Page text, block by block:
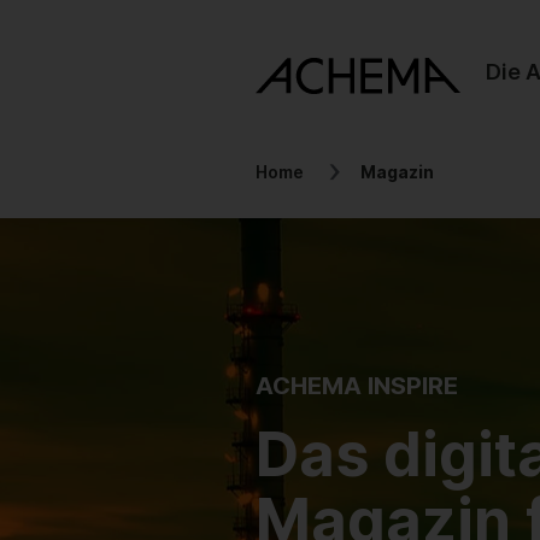
Die
Home Magazin
ACHEMA INSPIRE
Das
Magazin